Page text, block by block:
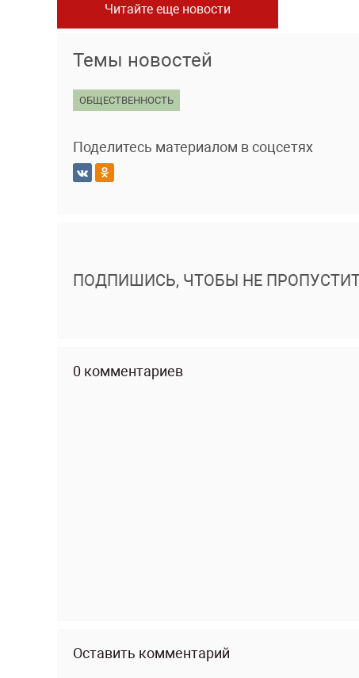
Читайте еще новости
Темы новостей
ОБЩЕСТВЕННОСТЬ
Поделитесь материалом в соцсетях
ПОДПИШИСЬ, ЧТОБЫ НЕ
0 комментариев
Оставить комментарий